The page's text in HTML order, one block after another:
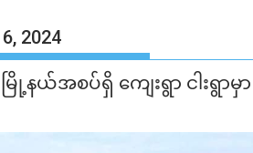
2024
မြို့နယ်အစပ်ရှိ ကျေးရွာ ငါး